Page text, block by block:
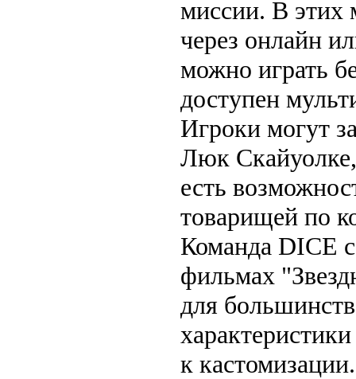
миссии. В этих
через онлайн
можно играть
доступен
Игроки могут
Люк
есть
товарищей по
Команда DICE
фильмах
для
к кастомизации.